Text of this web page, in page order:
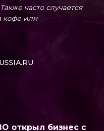
часто случается
кофе или
открыл бизнес с